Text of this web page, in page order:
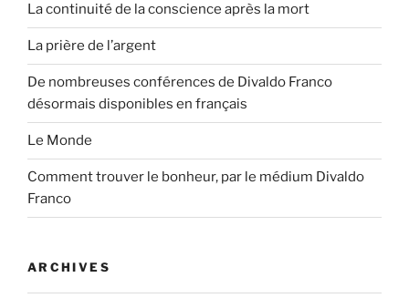
La continuité de la conscience après la mort
La prière de l’argent
De nombreuses conférences de Divaldo Franco
désormais disponibles en français
Le Monde
Comment trouver le bonheur, par le médium Divaldo
Franco
ARCHIVES